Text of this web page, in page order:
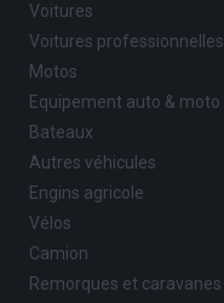
Voitures
Voitures professionnelles
Motos
Equipement auto & moto
Bateaux
Autres véhicules
Engins agricole
Vélos
Camion
Remorques et caravanes